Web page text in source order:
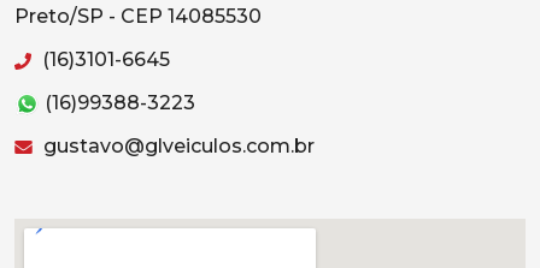
Preto/SP - CEP 14085530
(16)3101-6645
(16)99388-3223
gustavo@glveiculos.com.br